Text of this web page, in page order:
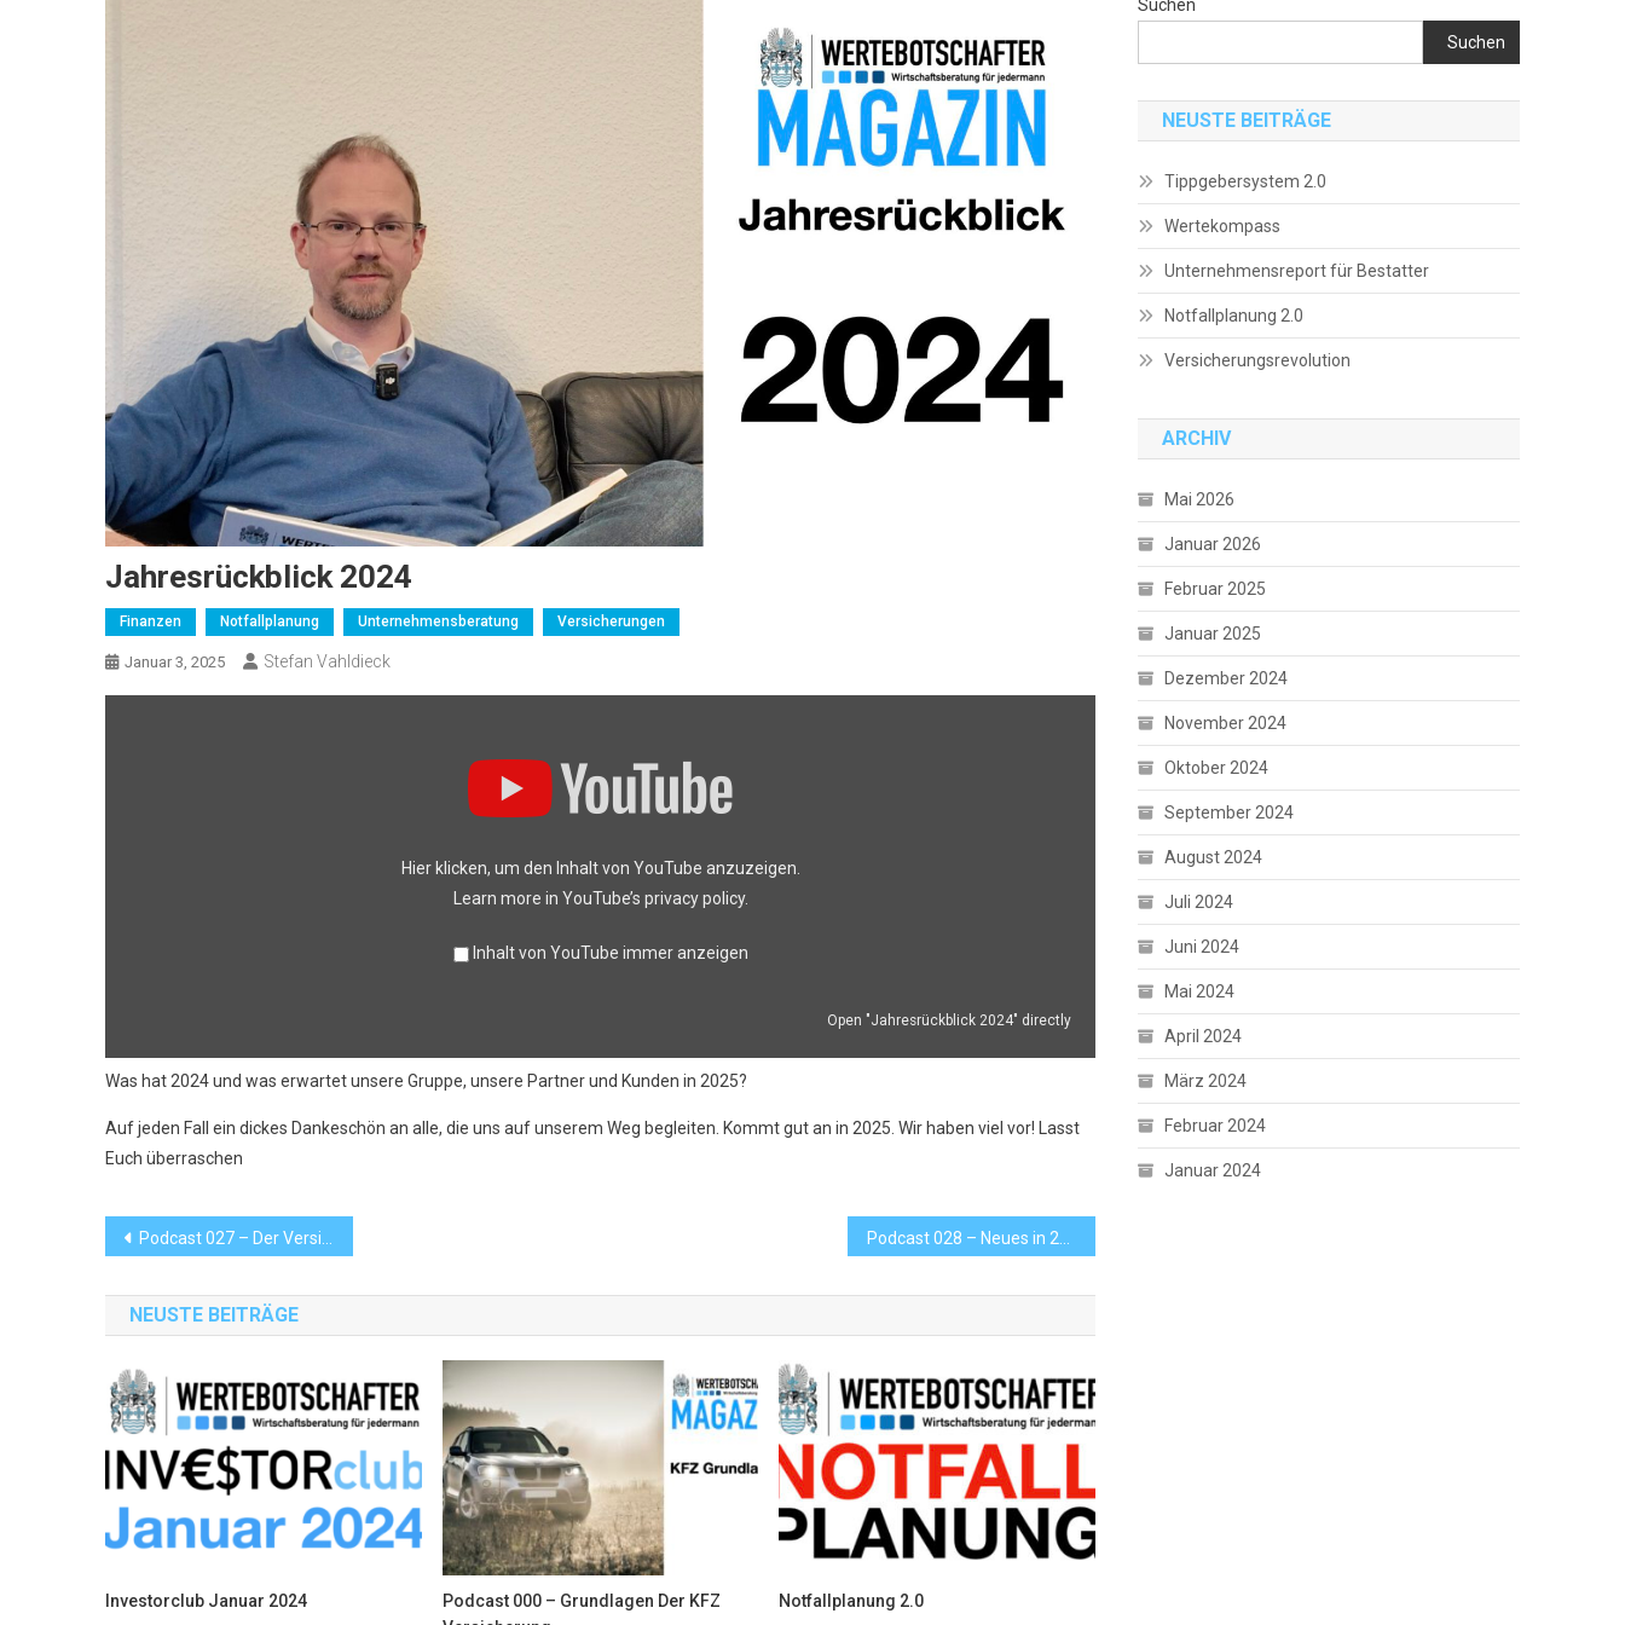
Jahresrückblick 2024
Finanzen Notfallplanung Unternehmensberatung Versicherungen
Januar 3, 2025 Stefan Vahldieck
Display
Hier klicken, um den Inhalt von YouTube anzuzeigen.
Learn more in YouTube’s privacy policy.
Inhalt von YouTube immer anzeigen
Open "Jahresrückblick 2024" directly
Was hat 2024 und was erwartet unsere Gruppe, unsere Partner und Kunden in 2025?
Auf jeden Fall ein dickes Dankeschön an alle, die uns auf unserem Weg begleiten. Kommt gut an in 2025. Wir haben viel vor! Lasst
Euch überraschen
Beitrags-
Navigation
Podcast 027 – Der Versicherungsordner Podcast 028 – Neues in 2025
NEUSTE BEITRÄGE
Investorclub Januar 2024
Podcast 000 – Grundlagen Der KFZ
Notfallplanung 2.0
Suchen
Suchen
NEUSTE BEITRÄGE
Tippgebersystem 2.0
Wertekompass
Unternehmensreport für Bestatter
Notfallplanung 2.0
Versicherungsrevolution
ARCHIV
Mai 2026
Januar 2026
Februar 2025
Januar 2025
Dezember 2024
November 2024
Oktober 2024
September 2024
August 2024
Juli 2024
Juni 2024
Mai 2024
April 2024
März 2024
Februar 2024
Januar 2024